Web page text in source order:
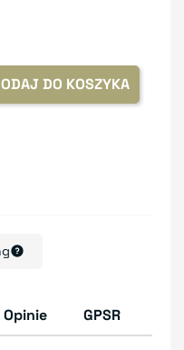
DO KOSZYKA
Opinie GPSR